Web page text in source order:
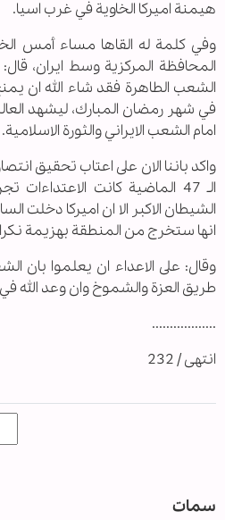
هيمنة اميركا الخاوية في غرب اسيا.
وفي كلمة له القاها مساء أمس
المحافظة المركزية وسط ايران،
الشعب الطاهرة فقد شاء الله ان
في شهر رمضان المبارك، ليشهد
امام الشعب الايراني والثورة
واكد باننا الان على اعتاب تحقيق
الـ 47 الماضية كانت
الشيطان الاكبر الا ان اميركا دخلت
انها ستخرج من المنطقة بهزيمة
وقال: على الاعداء ان يعلموا بان
طريق العزة والشموخ وان وعد
..................
انتهى / 232
سمات